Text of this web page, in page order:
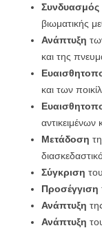
Συνδυασμός
βιωματικής
Ανάπτυξη
και της
και των
αντικειμένων
Μετάδοση
Σύγκριση
Προσέγγιση
Ανάπτυξη
Ανάπτυξη